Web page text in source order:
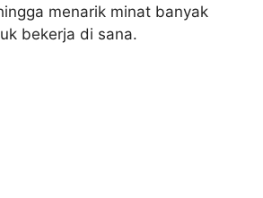
menarik minat banyak
bekerja di sana.